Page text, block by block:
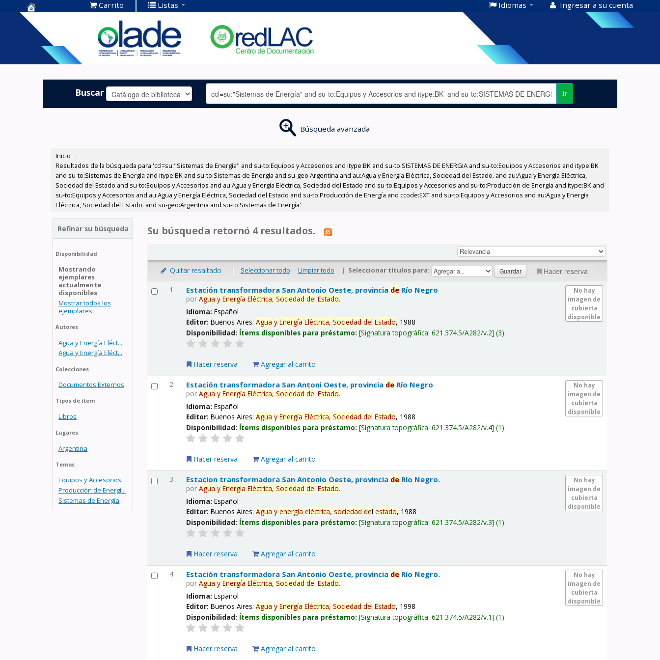
Centro de
Documentación
OLADE -
Carrito Listas Idiomas Ingresar a su cuenta
Buscar Ir
Búsqueda avanzada
Inicio ›
Resultados de la búsqueda para 'ccl=su:"Sistemas de Energía" and su-to:Equipos y Accesorios and itype:BK and su-to:SISTEMAS DE ENERGIA and su-to:Equipos y Accesorios and itype:BK
and su-to:Sistemas de Energía and itype:BK and su-to:Sistemas de Energía and su-geo:Argentina and au:Agua y Energía Eléctrica, Sociedad del Estado. and au:Agua y Energía Eléctrica,
Sociedad del Estado and su-to:Equipos y Accesorios and au:Agua y Energía Eléctrica, Sociedad del Estado and su-to:Equipos y Accesorios and su-to:Producción de Energía and itype:BK and
su-to:Equipos y Accesorios and au:Agua y Energía Eléctrica, Sociedad del Estado and su-to:Producción de Energía and ccode:EXT and su-to:Equipos y Accesorios and au:Agua y Energía
Eléctrica, Sociedad del Estado. and su-geo:Argentina and su-to:Sistemas de Energía'
Refinar su búsqueda
Disponibilidad
Mostrando
ejemplares
actualmente
disponibles
Mostrar todos los
ejemplares
Autores
Agua y Energía Eléct...
Agua y Energía Eléct...
Colecciones
Documentos Externos
Tipos de ítem
Libros
Lugares
Argentina
Temas
Equipos y Accesorios
Producción de Energí...
Sistemas de Energía
Su búsqueda retornó 4 resultados.
Quitar resaltado | Seleccionar todo Limpiar todo | Seleccionar títulos para: Hacer reserva
1.
No hay
imagen de
cubierta
disponible
Estación transformadora San Antonio Oeste, provincia de Río Negro
porAgua y Energía Eléctrica, Sociedad delEstado.
Idioma:Español
Editor:Buenos Aires:Agua y Energía Eléctrica, Sociedad delEstado, 1988
Disponibilidad: Ítems disponibles para préstamo: Signatura topográfica:621.374.5/A282/v.2 (3).
Hacer reserva Agregar al carrito
2.
No hay
imagen de
cubierta
disponible
Estación transformadora San Antoni Oeste, provincia de Río Negro
porAgua y Energía Eléctrica, Sociedad delEstado.
Idioma:Español
Editor:Buenos Aires:Agua y Energía Eléctrica, Sociedad delEstado, 1988
Disponibilidad: Ítems disponibles para préstamo: Signatura topográfica:621.374.5/A282/v.4 (1).
Hacer reserva Agregar al carrito
3.
No hay
imagen de
cubierta
disponible
Estacion transformadora San Antonio Oeste, provincia de Río Negro.
porAgua y Energía Eléctrica, Sociedad delEstado.
Idioma:Español
Editor:Buenos Aires:Agua y energía eléctrica, sociedad delestado, 1988
Disponibilidad: Ítems disponibles para préstamo: Signatura topográfica:621.374.5/A282/v.3 (1).
Hacer reserva Agregar al carrito
4.
No hay
imagen de
cubierta
disponible
Estación transformadora San Antonio Oeste, provincia de Río Negro.
porAgua y Energía Eléctrica, Sociedad delEstado.
Idioma:Español
Editor:Buenos Aires:Agua y Energía Eléctrica, Sociedad delEstado, 1998
Disponibilidad: Ítems disponibles para préstamo: Signatura topográfica:621.374.5/A282/v.1 (1).
Hacer reserva Agregar al carrito